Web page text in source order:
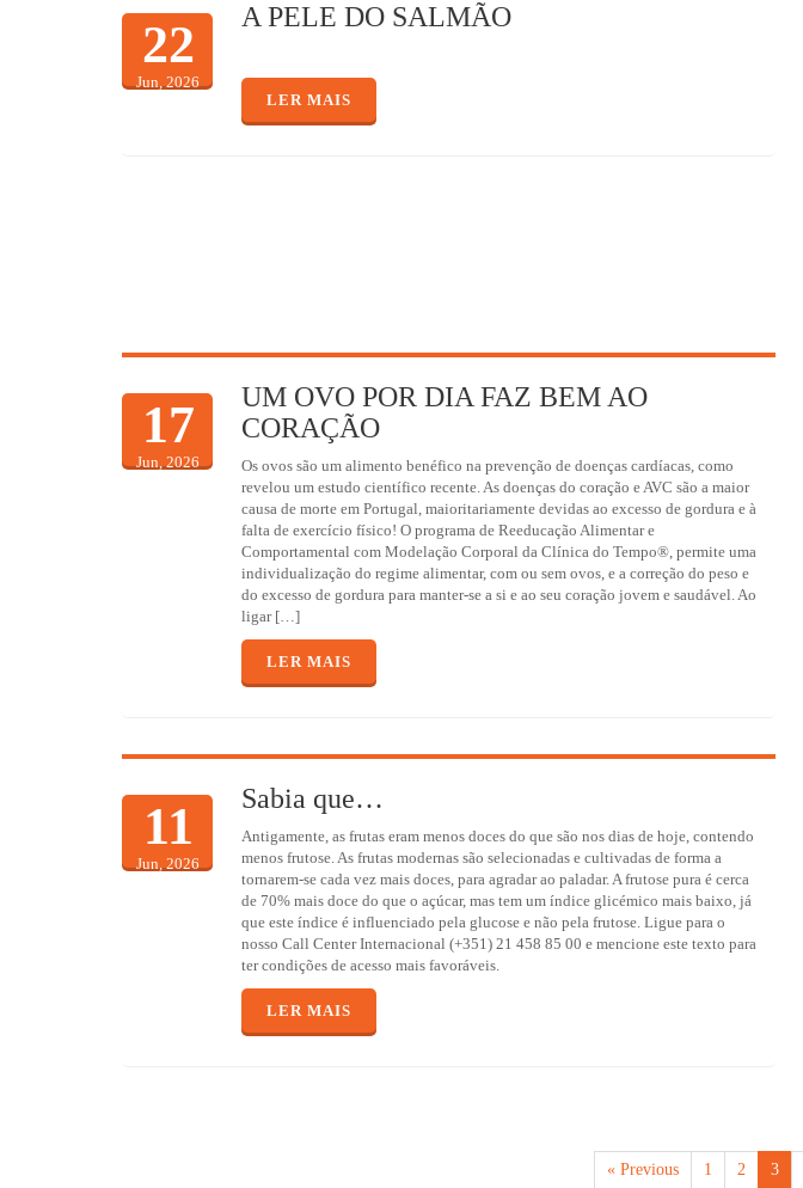
22
Jun, 2026
A PELE DO SALMÃO
LER MAIS
17
Jun, 2026
UM OVO POR DIA FAZ BEM AO
CORAÇÃO
Os ovos são um alimento benéfico na prevenção de doenças cardíacas, como
revelou um estudo científico recente. As doenças do coração e AVC são a maior
causa de morte em Portugal, maioritariamente devidas ao excesso de gordura e à
falta de exercício físico! O programa de Reeducação Alimentar e
Comportamental com Modelação Corporal da Clínica do Tempo®, permite uma
individualização do regime alimentar, com ou sem ovos, e a correção do peso e
do excesso de gordura para manter-se a si e ao seu coração jovem e saudável. Ao
ligar […]
LER MAIS
11
Jun, 2026
Sabia que…
Antigamente, as frutas eram menos doces do que são nos dias de hoje, contendo
menos frutose. As frutas modernas são selecionadas e cultivadas de forma a
tornarem-se cada vez mais doces, para agradar ao paladar. A frutose pura é cerca
de 70% mais doce do que o açúcar, mas tem um índice glicémico mais baixo, já
que este índice é influenciado pela glucose e não pela frutose. Ligue para o
nosso Call Center Internacional (+351) 21 458 85 00 e mencione este texto para
ter condições de acesso mais favoráveis.
LER MAIS
« Previous 1 2 3